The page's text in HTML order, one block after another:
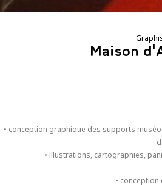
Maison
• conception graphique des supports
• illustrations, cartographies,
•